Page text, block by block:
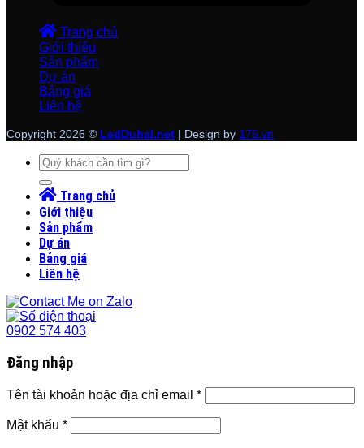
Trang chủ
Giới thiệu
Sản phẩm
Dự án
Bảng giá
Liên hệ
Copyright 2026 © LedDuhal.net | Design by 176.vn
Tìm
kiếm:
Trang chủ
Giới thiệu
Sản phẩm
Dự án
Bảng giá
Liên hệ
0902 574 403
Đăng nhập
Tên tài khoản hoặc địa chỉ email *
Mật khẩu *